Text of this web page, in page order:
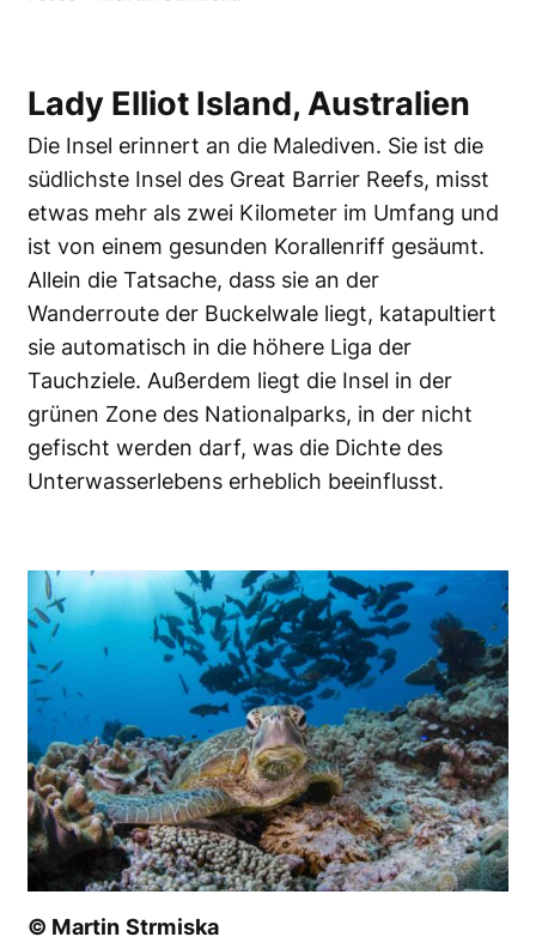
Lady Elliot Island, Australien
Die Insel erinnert an die Malediven. Sie ist die
südlichste Insel des Great Barrier Reefs, misst
etwas mehr als zwei Kilometer im Umfang und
ist von einem gesunden Korallenriff gesäumt.
Allein die Tatsache, dass sie an der
Wanderroute der Buckelwale liegt, katapultiert
sie automatisch in die höhere Liga der
Tauchziele. Außerdem liegt die Insel in der
grünen Zone des Nationalparks, in der nicht
gefischt werden darf, was die Dichte des
Unterwasserlebens erheblich beeinflusst.
© Martin Strmiska